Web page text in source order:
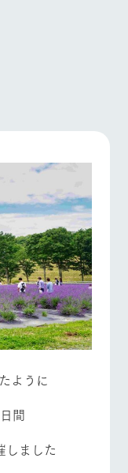
然
ふ
アクティ
体験
ツリーハウスや
各種体験教室な
ど、楽しみなが
ら学べる様々な
アクティビティ
プ
い
じ
た
牧場マッ
プ
牧場の楽しみ方
フラワーガーデン
ショップ/お買い物
ように
間
しました